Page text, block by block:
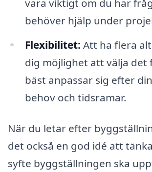
vara viktigt om du har
behöver hjälp under
Flexibilitet: Att ha flera
dig möjlighet att välja det
bäst anpassar sig efter
behov och tidsramar.
När du letar efter
det också en god idé att
syfte byggställningen ska